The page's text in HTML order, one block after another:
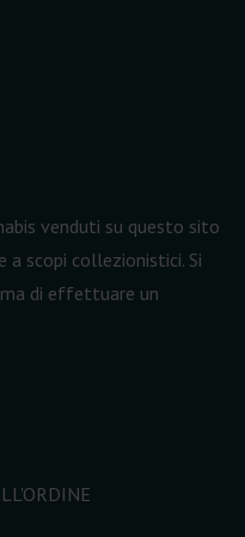
venduti su questo sito
scopi collezionistici. Si
di effettuare un